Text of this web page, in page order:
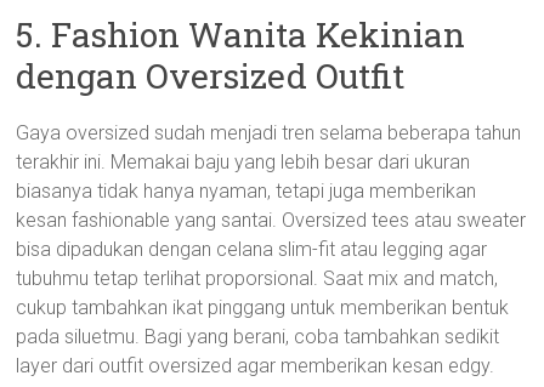
5. Fashion Wanita Kekinian
dengan Oversized Outfit
Gaya oversized sudah menjadi tren selama beberapa tahun
terakhir ini. Memakai baju yang lebih besar dari ukuran
biasanya tidak hanya nyaman, tetapi juga memberikan
kesan fashionable yang santai. Oversized tees atau sweater
bisa dipadukan dengan celana slim-fit atau legging agar
tubuhmu tetap terlihat proporsional. Saat mix and match,
cukup tambahkan ikat pinggang untuk memberikan bentuk
pada siluetmu. Bagi yang berani, coba tambahkan sedikit
layer dari outfit oversized agar memberikan kesan edgy.